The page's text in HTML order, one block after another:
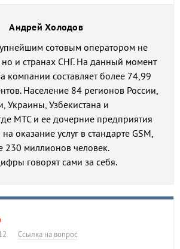
Андрей Холодов
сотовым оператором не
но и странах СНГ. На данный момент
компании составляет более 74,99
Население 84 регионов России,
Украины, Узбекистана и
МТС и ее дочерние предприятия
оказание услуг в стандарте GSM,
230 миллионов человек.
говорят сами за себя.
Ссылка на вопрос